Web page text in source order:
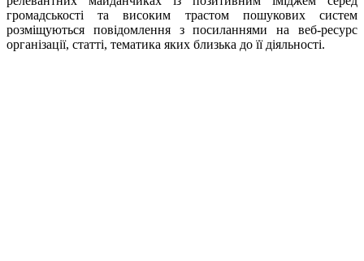
громадськості та високим трастом пошукових систем
розміщуються повідомлення з посиланнями на веб-ресурс
організації, статті, тематика яких близька до її діяльності.